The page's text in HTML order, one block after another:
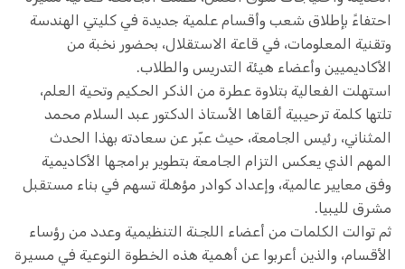
احتفاءً بإطلاق شعب وأقسام علمية جديدة في كليتي الهندسة
وتقنية المعلومات، في قاعة الاستقلال، بحضور نخبة من
الأكاديميين وأعضاء هيئة التدريس والطلاب.
استهلت الفعالية بتلاوة عطرة من الذكر الحكيم وتحية العلم،
تلتها كلمة ترحيبية ألقاها الأستاذ الدكتور عبد السلام محمد
المثناني، رئيس الجامعة، حيث عبّر عن سعادته بهذا الحدث
المهم الذي يعكس التزام الجامعة بتطوير برامجها الأكاديمية
وفق معايير عالمية، وإعداد كوادر مؤهلة تسهم في بناء مستقبل
مشرق لليبيا.
ثم توالت الكلمات من أعضاء اللجنة التنظيمية وعدد من رؤساء
الأقسام، والذين أعربوا عن أهمية هذه الخطوة النوعية في مسيرة